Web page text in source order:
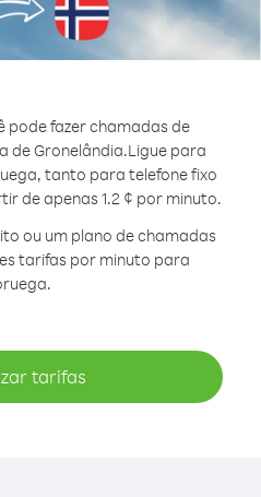
pode fazer chamadas de
de Gronelândia.Ligue para
tanto para telefone fixo
de apenas 1.2 ¢ por minuto.
ou um plano de chamadas
tarifas por minuto para
tarifas